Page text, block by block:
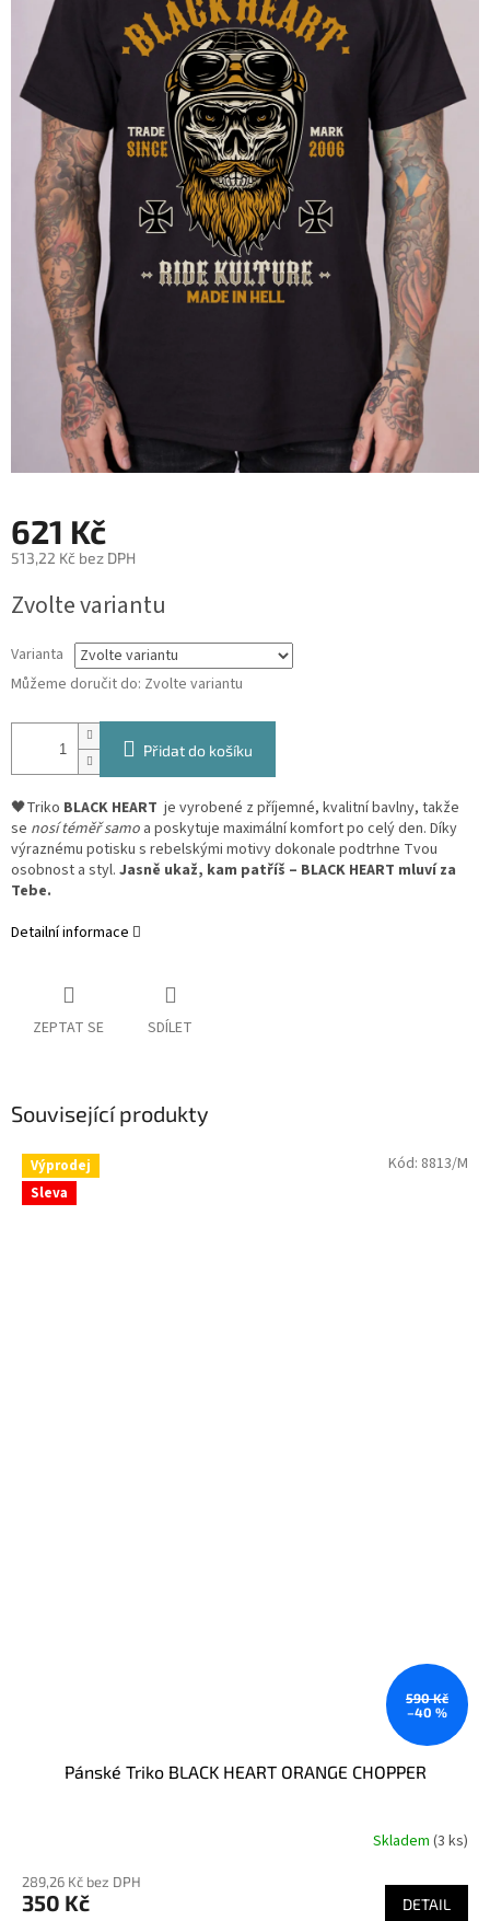
621 Kč
513,22 Kč bez DPH
cena:
Zvolte variantu
Varianta
Můžeme doručit do: Zvolte variantu
Přidat do košíku
🖤Triko BLACK HEART je vyrobené z příjemné, kvalitní bavlny, takže
se nosí téměř samo a poskytuje maximální komfort po celý den. Díky
výraznému potisku s rebelskými motivy dokonale podtrhne Tvou
osobnost a styl. Jasně ukaž, kam patříš – BLACK HEART mluví za
Tebe.
Detailní informace
ZEPTAT SE SDÍLET
Související produkty
Výprodej
Sleva
590 Kč
–40 %
Pánské Triko BLACK HEART ORANGE CHOPPER
Skladem (3 ks)
289,26 Kč bez DPH
350 Kč DETAIL
Kód: 8813/M